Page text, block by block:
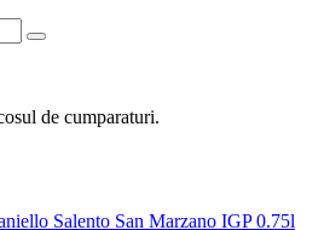
de cumparaturi.